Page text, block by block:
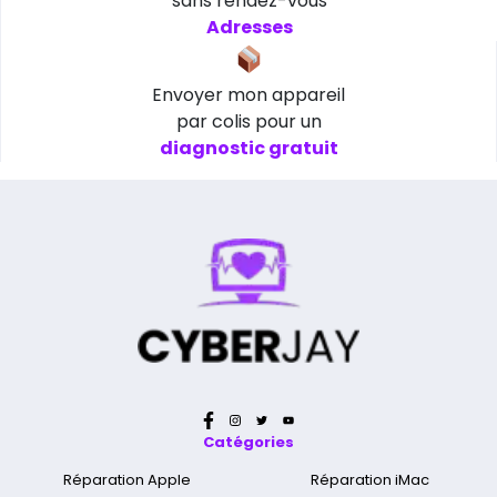
Adresses
Envoyer mon appareil
par colis pour un
diagnostic gratuit
Catégories
Réparation Apple
Réparation iMac